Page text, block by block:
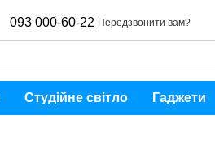
093 000-60-22 Передзвонити вам?
Студійне світло Гаджети